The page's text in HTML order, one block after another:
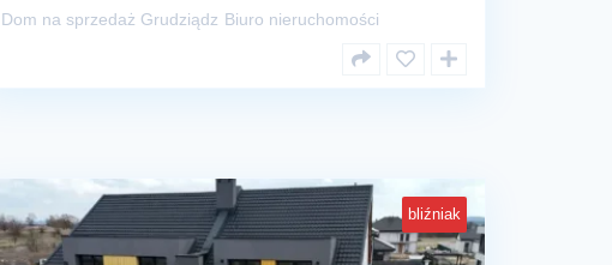
Dom na sprzedaż Grudziądz Biuro nieruchomości
bliźniak